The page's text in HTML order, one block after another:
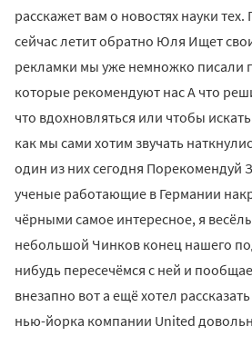
расскажет вам о новостях науки
сейчас летит обратно Юля Ищет
рекламки мы уже немножко писали
которые рекомендуют нас А что
что вдохновляться или чтобы
как мы сами хотим звучать
один из них сегодня Порекомендуй
ученые работающие в Германии
чёрными самое интересное, я
небольшой Чинков конец нашего
нибудь пересечёмся с ней и
внезапно вот а ещё хотел
нью-йорка компании United